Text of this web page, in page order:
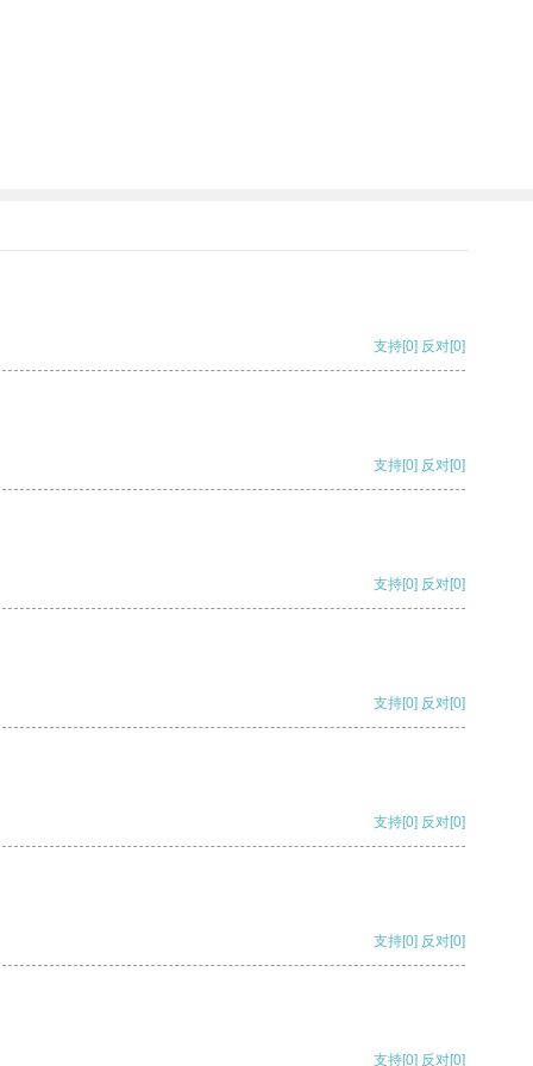
支持[0] 反对[0]
支持[0] 反对[0]
支持[0] 反对[0]
支持[0] 反对[0]
支持[0] 反对[0]
支持[0] 反对[0]
支持[0] 反对[0]